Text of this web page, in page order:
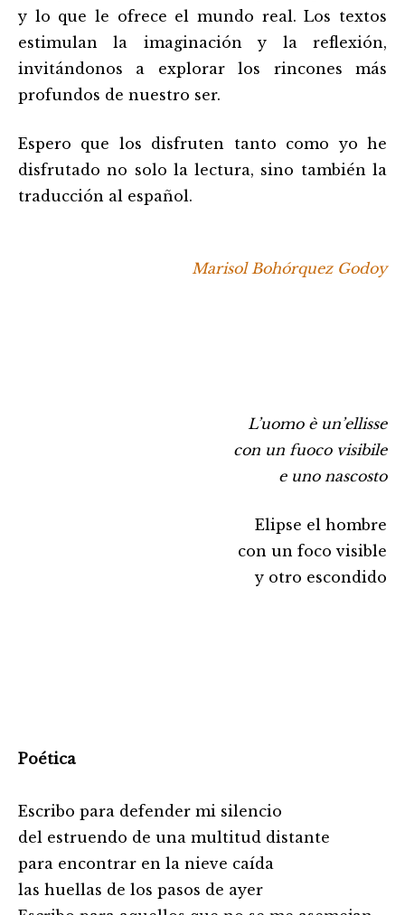
y lo que le ofrece el mundo real. Los textos
estimulan la imaginación y la reflexión,
invitándonos a explorar los rincones más
profundos de nuestro ser.
Espero que los disfruten tanto como yo he
disfrutado no solo la lectura, sino también la
traducción al español.
Marisol Bohórquez Godoy
L’uomo è un’ellisse
con un fuoco visibile
e uno nascosto
Elipse el hombre
con un foco visible
y otro escondido
Poética
Escribo para defender mi silencio
del estruendo de una multitud distante
para encontrar en la nieve caída
las huellas de los pasos de ayer